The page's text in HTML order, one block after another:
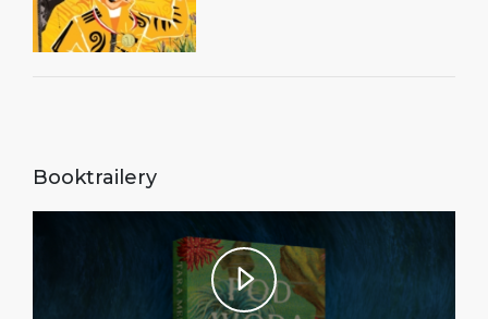
Booktrailery